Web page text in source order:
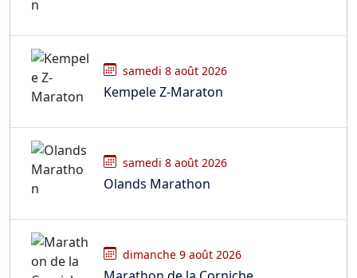
samedi 8 août 2026
Kempele Z-Maraton
samedi 8 août 2026
Olands Marathon
dimanche 9 août 2026